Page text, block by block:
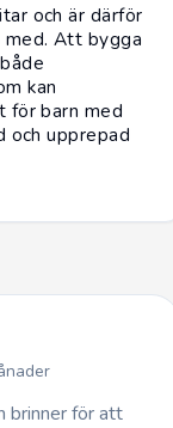
och är därför
Att bygga
kan
för barn med
och upprepad
brinner för att